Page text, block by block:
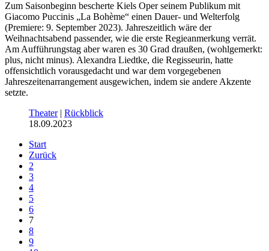
Zum Saisonbeginn bescherte Kiels Oper seinem Publikum mit
Giacomo Puccinis „La Bohème“ einen Dauer- und Welterfolg
(Premiere: 9. September 2023). Jahreszeitlich wäre der
Weihnachtsabend passender, wie die erste Regieanmerkung verrät.
Am Aufführungstag aber waren es 30 Grad draußen, (wohlgemerkt:
plus, nicht minus). Alexandra Liedtke, die Regisseurin, hatte
offensichtlich vorausgedacht und war dem vorgegebenen
Jahreszeitenarrangement ausgewichen, indem sie andere Akzente
setzte.
Theater| Rückblick
18.09.2023
Start
Zurück
2
3
4
5
6
7
8
9